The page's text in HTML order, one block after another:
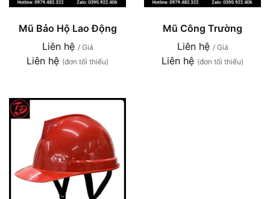
Mũ Bảo Hộ Lao Động
Liên hệ / Giá
Liên hệ (đơn tối thiểu)
Mũ Công Trường
Liên hệ / Giá
Liên hệ (đơn tối thiểu)